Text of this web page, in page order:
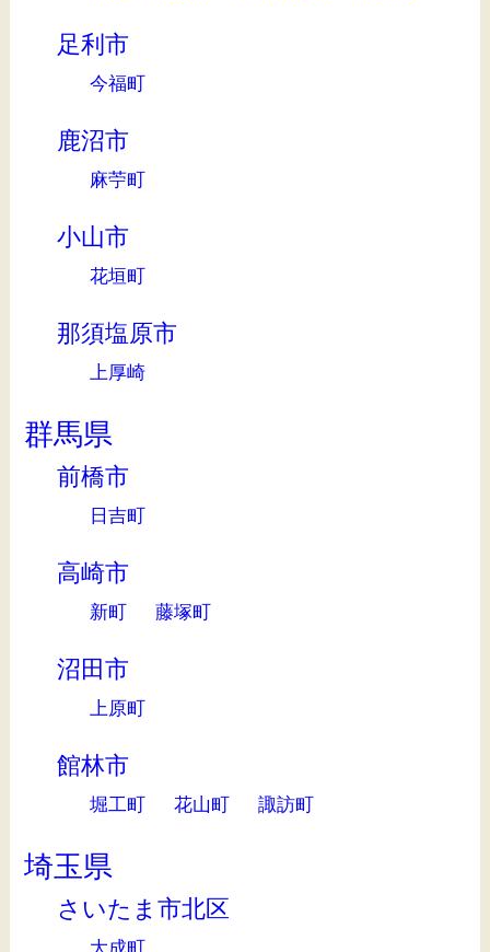
足利市
今福町
鹿沼市
麻苧町
小山市
花垣町
那須塩原市
上厚崎
群馬県
前橋市
日吉町
高崎市
新町 藤塚町
沼田市
上原町
館林市
堀工町 花山町 諏訪町
埼玉県
さいたま市北区